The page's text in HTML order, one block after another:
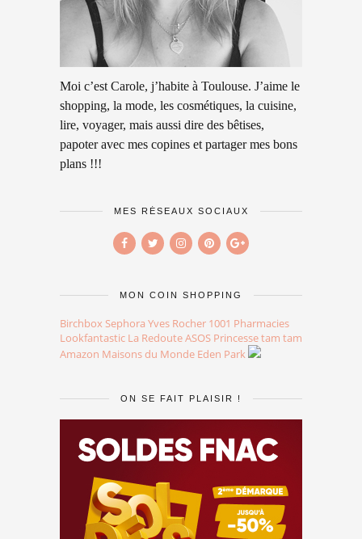
Moi c’est Carole, j’habite à Toulouse. J’aime le
shopping, la mode, les cosmétiques, la cuisine,
lire, voyager, mais aussi dire des bêtises,
papoter avec mes copines et partager mes bons
plans !!!
MES RÉSEAUX SOCIAUX
MON COIN SHOPPING
Birchbox Sephora Yves Rocher 1001 Pharmacies
Lookfantastic La RedouteASOS Princesse tam tam
Amazon Maisons du Monde Eden Park
ON SE FAIT PLAISIR !